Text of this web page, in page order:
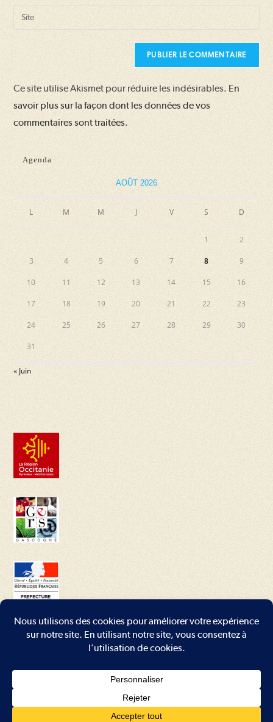
comment
email
address
Saisir
l’URL
(facultatif)
Ce site utilise Akismet pour réduire les indésirables. En
savoir plus sur la façon dont les données de vos
commentaires sont traitées.
Agenda
AOÛT 2026
L M M J V S D
1 2
3 4 5 6 7 8 9
10 11 12 13 14 15 16
17 18 19 20 21 22 23
24 25 26 27 28 29 30
31
« Juin
Contact